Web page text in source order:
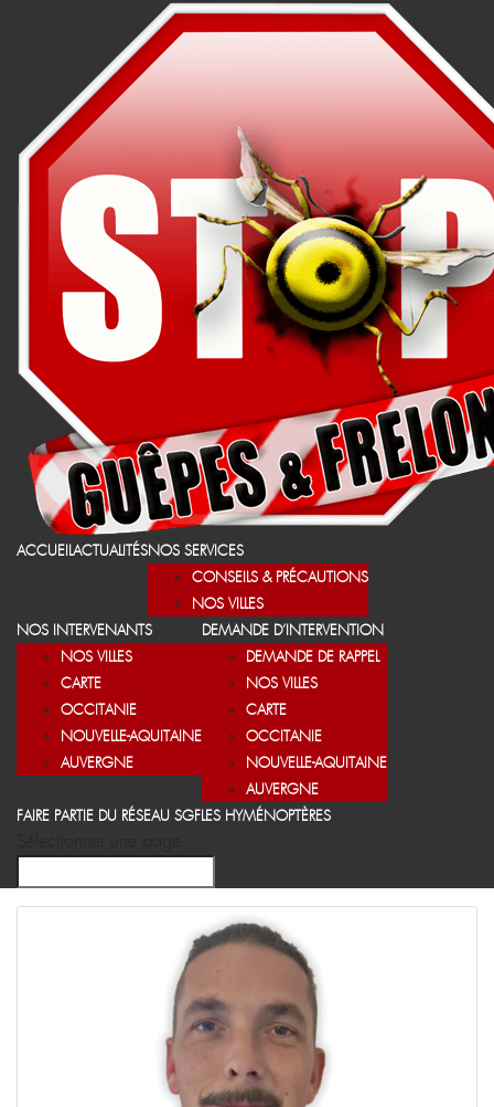
ACCUEILACTUALITÉSNOS SERVICES
CONSEILS & PRÉCAUTIONS
NOS VILLES
NOS INTERVENANTS
NOS VILLES
CARTE
OCCITANIE
NOUVELLE-AQUITAINE
AUVERGNE
DEMANDE D’INTERVENTION
DEMANDE DE RAPPEL
NOS VILLES
CARTE
OCCITANIE
NOUVELLE-AQUITAINE
AUVERGNE
FAIRE PARTIE DU RÉSEAU SGFLES HYMÉNOPTÈRES